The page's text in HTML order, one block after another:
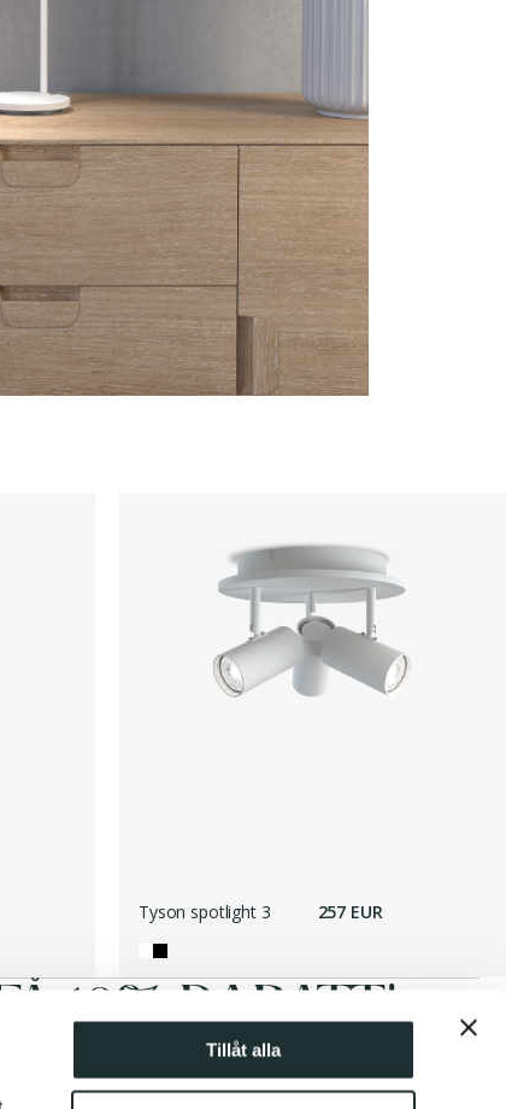
Tillåt alla
Tyson spotlight 3 257 EUR
10% RABATT!
Prenumerera